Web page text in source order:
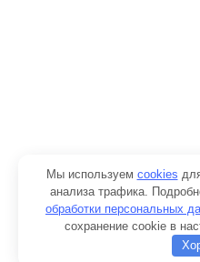
Мы используем cookies
анализа трафика.
обработки персональных
сохранение cookie в